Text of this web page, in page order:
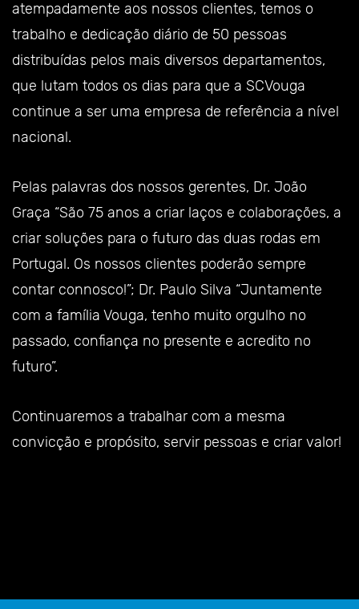
atempadamente aos nossos clientes, temos o
trabalho e dedicação diário de 50 pessoas
distribuídas pelos mais diversos departamentos,
que lutam todos os dias para que a SCVouga
continue a ser uma empresa de referência a nível
nacional.
Pelas palavras dos nossos gerentes, Dr. João
Graça “São 75 anos a criar laços e colaborações, a
criar soluções para o futuro das duas rodas em
Portugal. Os nossos clientes poderão sempre
contar connosco!”; Dr. Paulo Silva “Juntamente
com a família Vouga, tenho muito orgulho no
passado, confiança no presente e acredito no
futuro”.
Continuaremos a trabalhar com a mesma
convicção e propósito, servir pessoas e criar valor!